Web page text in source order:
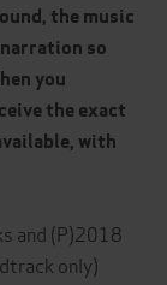
the music
so
you
the exact
with
and (P)2018